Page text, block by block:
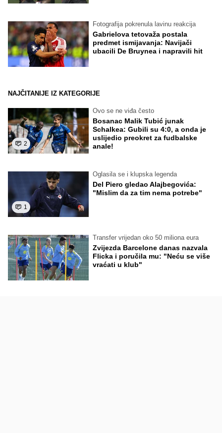
Fotografija pokrenula lavinu reakcija
Gabrielova tetovaža postala
predmet ismijavanja: Navijači
ubacili De Bruynea i napravili hit
NAJČITANIJE IZ KATEGORIJE
2
Ovo se ne viđa često
Bosanac Malik Tubić junak
Schalkea: Gubili su 4:0, a onda je
uslijedio preokret za fudbalske
anale!
1
Oglasila se i klupska legenda
Del Piero gledao Alajbegovića:
"Mislim da za tim nema potrebe"
Transfer vrijedan oko 50 miliona eura
Zvijezda Barcelone danas nazvala
Flicka i poručila mu: "Neću se više
vraćati u klub"